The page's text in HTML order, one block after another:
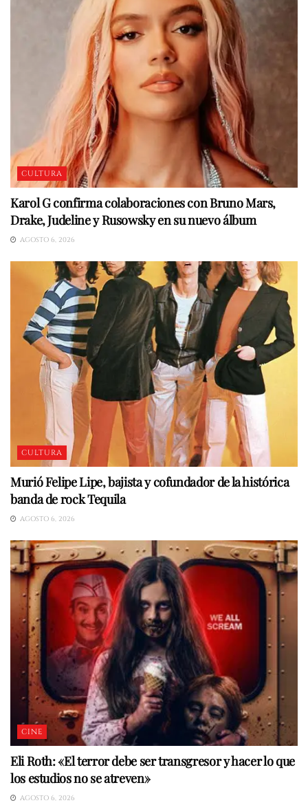
CULTURA
Karol G confirma colaboraciones con Bruno Mars,
Drake, Judeline y Rusowsky en su nuevo álbum
AGOSTO 6, 2026
CULTURA
Murió Felipe Lipe, bajista y cofundador de la histórica
banda de rock Tequila
AGOSTO 6, 2026
CINE
Eli Roth: «El terror debe ser transgresor y hacer lo que
los estudios no se atreven»
AGOSTO 6, 2026